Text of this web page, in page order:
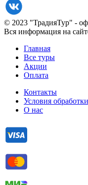
© 2023 "ТрадияТур" -
Вся информация на
Главная
Все туры
Акции
Оплата
Контакты
Условия
О нас